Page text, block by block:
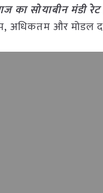
कासोयाबीनमंडी
अधिकतम और मोडल